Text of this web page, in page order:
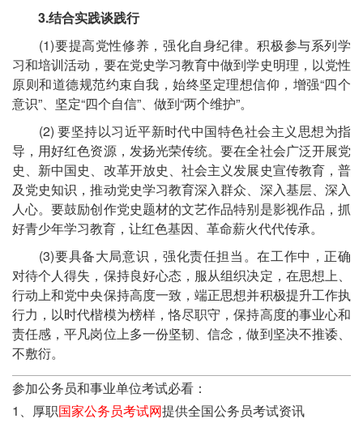
3.结合实践谈践行
(1)要提高党性修养，强化自身纪律。积极参与系列学
习和培训活动，要在党史学习教育中做到学史明理，以党性
原则和道德规范约束自我，始终坚定理想信仰，增强“四个
意识”、坚定“四个自信”、做到“两个维护”。
(2) 要坚持以习近平新时代中国特色社会主义思想为指
导，用好红色资源，发扬光荣传统。要在全社会广泛开展党
史、新中国史、改革开放史、社会主义发展史宣传教育，普
及党史知识，推动党史学习教育深入群众、深入基层、深入
人心。要鼓励创作党史题材的文艺作品特别是影视作品，抓
好青少年学习教育，让红色基因、革命薪火代代传承。
(3)要具备大局意识，强化责任担当。在工作中，正确
对待个人得失，保持良好心态，服从组织决定，在思想上、
行动上和党中央保持高度一致，端正思想并积极提升工作执
行力，以时代楷模为榜样，恪尽职守，保持高度的事业心和
责任感，平凡岗位上多一份坚韧、信念，做到坚决不推诿、
不敷衍。
参加公务员和事业单位考试必看：
1、厚职国家公务员考试网提供全国公务员考试资讯